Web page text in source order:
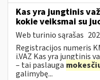
Kas yra jungtinis
kokie veiksmai su
Web turinio sąrašas
Registracijos numeris
i.VAZ Kas yra jungtinis
– tai paslauga
galimybę...